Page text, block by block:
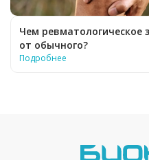
Чем ревматологическое
от обычного?
Подробнее